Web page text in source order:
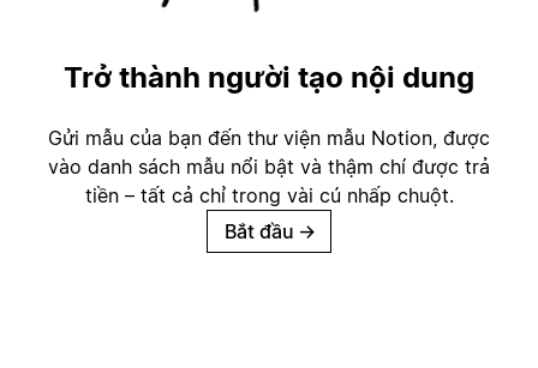
Trở thành người tạo nội dung
Gửi mẫu của bạn đến thư viện mẫu Notion, được
vào danh sách mẫu nổi bật và thậm chí được trả
tiền – tất cả chỉ trong vài cú nhấp chuột.
Bắt đầu →